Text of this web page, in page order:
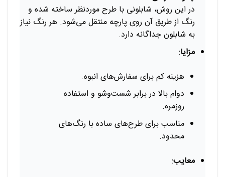
در این روش، شابلونی با طرح موردنظر ساخته شده و
رنگ از طریق آن روی پارچه منتقل می‌شود. هر رنگ نیاز
به شابلون جداگانه دارد.
مزایا:
هزینه کم برای سفارش‌های انبوه.
دوام بالا در برابر شست‌وشو و استفاده
روزمره.
مناسب برای طرح‌های ساده با رنگ‌های
محدود.
معایب: